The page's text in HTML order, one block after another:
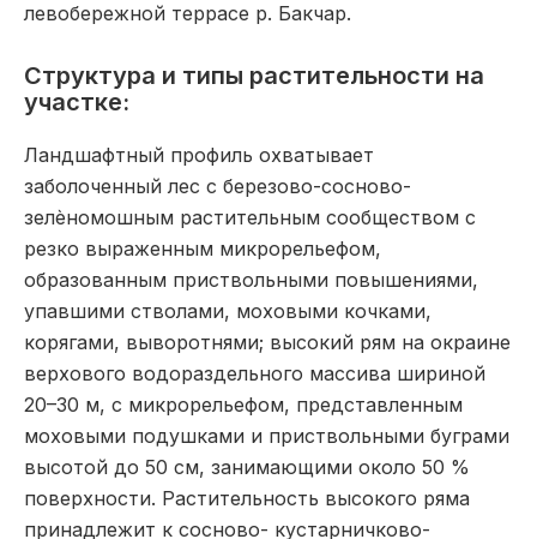
левобережной террасе р. Бакчар.
Структура и типы растительности на
участке:
Ландшафтный профиль охватывает
заболоченный лес с березово-сосново-
зелѐномошным растительным сообществом с
резко выраженным микрорельефом,
образованным приствольными повышениями,
упавшими стволами, моховыми кочками,
корягами, выворотнями; высокий рям на окраине
верхового водораздельного массива шириной
20–30 м, с микрорельефом, представленным
моховыми подушками и приствольными буграми
высотой до 50 см, занимающими около 50 %
поверхности. Растительность высокого ряма
принадлежит к сосново- кустарничково-